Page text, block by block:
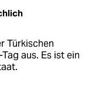
Türkischen
aus. Es ist ein